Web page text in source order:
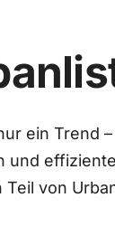
ein Trend
Teil von